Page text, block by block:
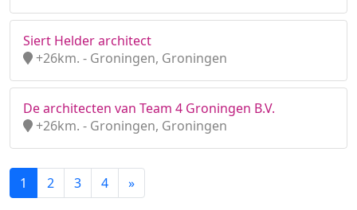
Siert Helder architect
+26km. - Groningen, Groningen
De architecten van Team 4 Groningen B.V.
+26km. - Groningen, Groningen
1 2 3 4 »